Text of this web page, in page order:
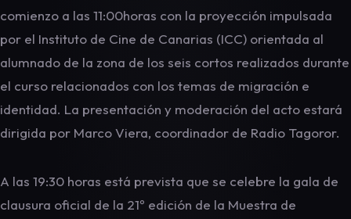
comienzo a las 11:00horas con la proyección impulsada
por el Instituto de Cine de Canarias (ICC) orientada al
alumnado de la zona de los seis cortos realizados durante
el curso relacionados con los temas de migración e
identidad. La presentación y moderación del acto estará
dirigida por Marco Viera, coordinador de Radio Tagoror.
A las 19:30 horas está prevista que se celebre la gala de
clausura oficial de la 21º edición de la Muestra de